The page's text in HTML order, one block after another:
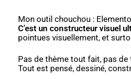
Mon outil chouchou :
C’est un constructeur visuel
pointues visuellement, et
Pas de thème tout fait, pas de
Tout est pensé, dessiné,